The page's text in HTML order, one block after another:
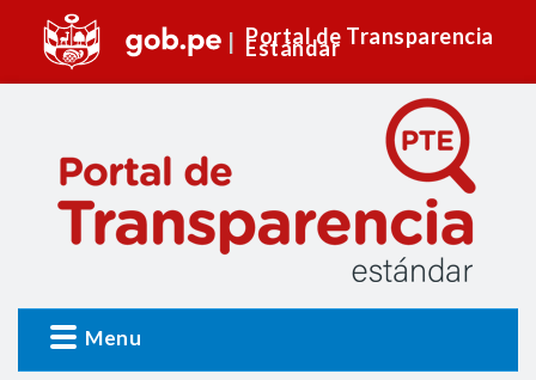
Portal de Transparencia
Estándar
Menu